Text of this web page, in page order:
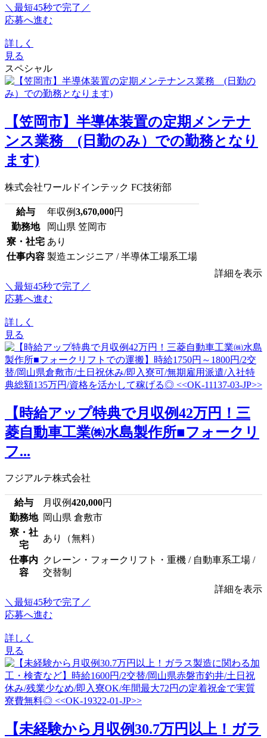
＼最短45秒で完了／
応募へ進む
詳しく
見る
スペシャル
【笠岡市】半導体装置の定期メンテナ
ンス業務 (日勤のみ）での勤務となり
ます)
株式会社ワールドインテック FC技術部
給与 年収例3,670,000円
勤務地
岡山県 笠岡市
寮・社宅 あり
仕事内容 製造エンジニア / 半導体工場系工場
詳細を表示
＼最短45秒で完了／
応募へ進む
詳しく
見る
【時給アップ特典で月収例42万円！三
菱自動車工業㈱水島製作所■フォークリ
フ...
フジアルテ株式会社
給与 月収例420,000円
勤務地
岡山県 倉敷市
寮・社
宅
あり（無料）
仕事内
容
クレーン・フォークリフト・重機 / 自動車系工場 /
交替制
詳細を表示
＼最短45秒で完了／
応募へ進む
詳しく
見る
【未経験から月収例30.7万円以上！ガラ